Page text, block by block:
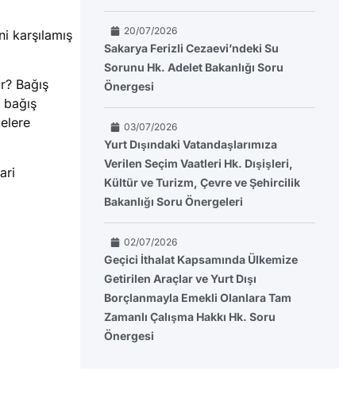
karşılamış
Bağış
20/07/2026
Sakarya Ferizli Cezaevi’ndeki Su
Sorunu Hk. Adelet Bakanlığı Soru
Önergesi
03/07/2026
Yurt Dışındaki Vatandaşlarımıza
Verilen Seçim Vaatleri Hk. Dışişleri,
Kültür ve Turizm, Çevre ve Şehircilik
Bakanlığı Soru Önergeleri
02/07/2026
Geçici İthalat Kapsamında Ülkemize
Getirilen Araçlar ve Yurt Dışı
Borçlanmayla Emekli Olanlara Tam
Zamanlı Çalışma Hakkı Hk. Soru
Önergesi